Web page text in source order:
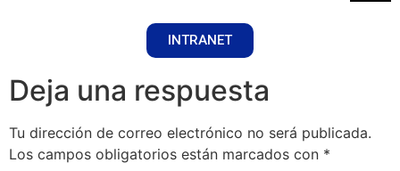
INTRANET
Deja una respuesta
Tu dirección de correo electrónico no será publicada.
Los campos obligatorios están marcados con *